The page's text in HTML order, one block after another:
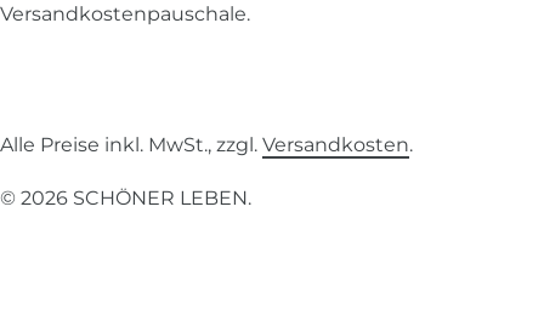
Versandkostenpauschale.
Alle Preise inkl. MwSt., zzgl. Versandkosten.
© 2026 SCHÖNER LEBEN.